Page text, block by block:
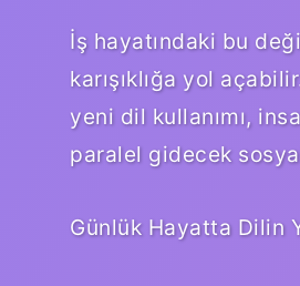
İş hayatındaki bu
karışıklığa yol
yeni dil kullanımı,
paralel gidecek
Günlük Hayatta Dilin